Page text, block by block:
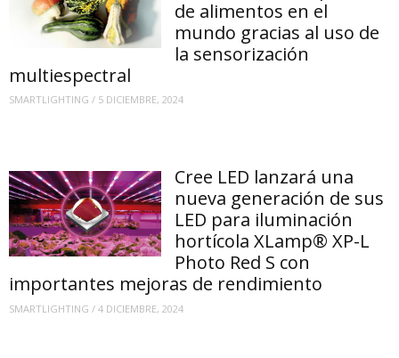
de alimentos en el
mundo gracias al uso de
la sensorización
multiespectral
SMARTLIGHTING / 5 DICIEMBRE, 2024
Cree LED lanzará una
nueva generación de sus
LED para iluminación
hortícola XLamp® XP-L
Photo Red S con
importantes mejoras de rendimiento
SMARTLIGHTING / 4 DICIEMBRE, 2024